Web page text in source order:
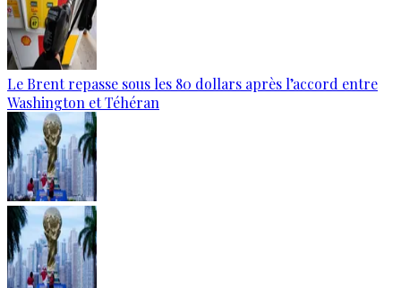
Le Brent repasse sous les 80 dollars après l’accord entre
Washington et Téhéran